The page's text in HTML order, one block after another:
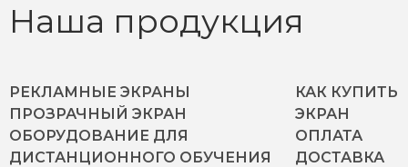
Наша продукция
РЕКЛАМНЫЕ ЭКРАНЫ
ПРОЗРАЧНЫЙ ЭКРАН
ОБОРУДОВАНИЕ ДЛЯ
ДИСТАНЦИОННОГО ОБУЧЕНИЯ
КАК КУПИТЬ
ЭКРАН
ОПЛАТА
ДОСТАВКА